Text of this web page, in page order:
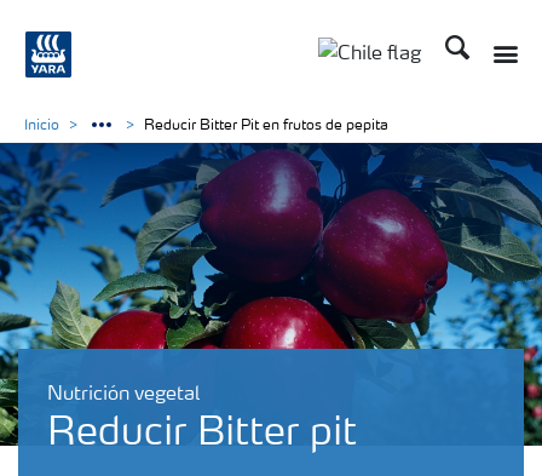
Buscar
Nutrición vegetal
Reducir Bitter pit
Inicio Reducir Bitter Pit en frutos de pepita